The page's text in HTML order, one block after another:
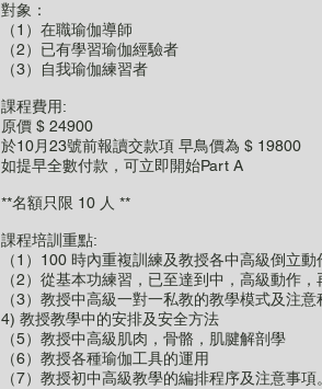
對象：
（1）在職瑜伽導師
（2）已有學習瑜伽經驗者
（3）自我瑜伽練習者
課程費用:
原價 $ 24900
於10月23號前報讀交款項 早鳥價為 $ 19800
如提早全數付款，可立即開始Part A
**名額只限 10 人 **
課程培訓重點:
（1）100 時內重複訓練及教授各中高級倒立
（2）從基本功練習，已至達到中，高級動作
（3）教授中高級一對一私教的教學模式及注意
4) 教授教學中的安排及安全方法
（5）教授中高級肌肉，骨骼，肌腱解剖學
（6）教授各種瑜伽工具的運用
（7）教授初中高級教學的編排程序及注意事